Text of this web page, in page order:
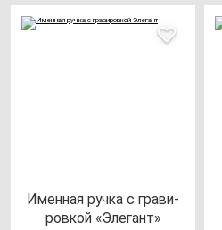
Имен­ная руч­ка с гра­ви­
ров­кой «Эле­гант»